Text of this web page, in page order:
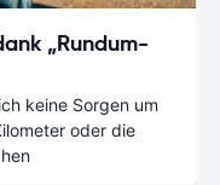
„Rundum-
keine Sorgen um
oder die